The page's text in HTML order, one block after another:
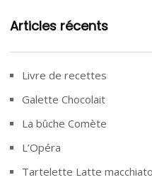
Articles récents
Livre de recettes
Galette Chocolait
La bûche Comète
L’Opéra
Tartelette Latte